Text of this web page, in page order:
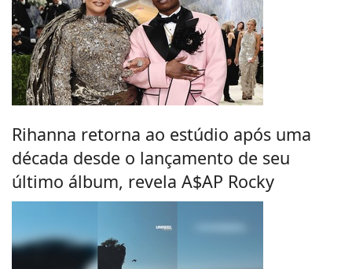
Rihanna retorna ao estúdio após uma
década desde o lançamento de seu
último álbum, revela A$AP Rocky